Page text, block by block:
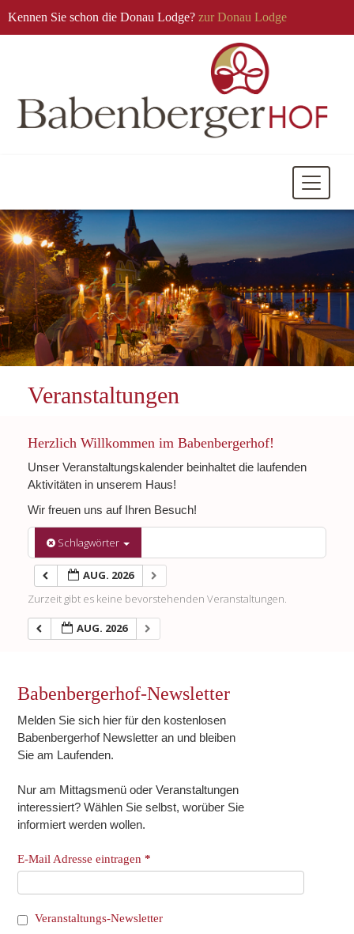
Kennen Sie schon die Donau Lodge? zur Donau Lodge
Mobile
Veranstaltungen
Herzlich Willkommen im Babenbergerhof!
Unser Veranstaltungskalender beinhaltet die laufenden
Aktivitäten in unserem Haus!
Wir freuen uns auf Ihren Besuch!
Schlagwörter
AUG. 2026
Zurzeit gibt es keine bevorstehenden Veranstaltungen.
AUG. 2026
Babenbergerhof-Newsletter
Melden Sie sich hier für den kostenlosen
Babenbergerhof Newsletter an und bleiben
Sie am Laufenden.
Nur am Mittagsmenü oder Veranstaltungen
interessiert? Wählen Sie selbst, worüber Sie
informiert werden wollen.
E-Mail Adresse eintragen*
Veranstaltungs-Newsletter